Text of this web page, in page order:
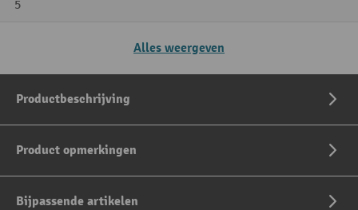
5
Alles weergeven
Productbeschrijving
Product opmerkingen
Bijpassende artikelen